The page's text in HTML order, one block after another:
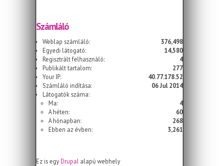
Számláló
Weblap számláló:
376,498
Egyedi látogató:
14,580
Regisztrált felhasználó:
4
Publikált tartalom:
277
Your IP:
40.77.178.52
Számláló indítása:
06 Jul 2014
Látogatók száma:
Ma:
4
A héten:
60
A hónapban:
268
Ebben az évben:
3,261
Ez is egyDrupal alapú webhely